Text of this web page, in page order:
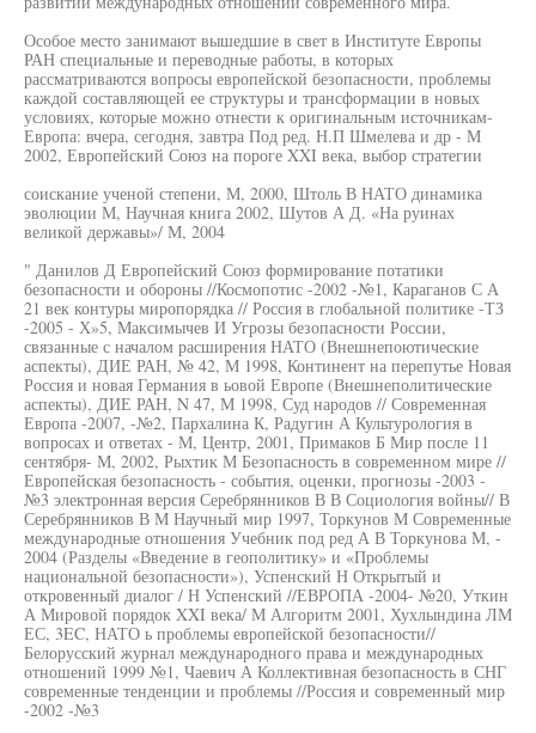
Особое место занимают вышедшие в свет в Институте Европы
РАН специальные и переводные работы, в которых
рассматриваются вопросы европейской безопасности, проблемы
каждой составляющей ее структуры и трансформации в новых
условиях, которые можно отнести к оригинальным источникам-
Европа: вчера, сегодня, завтра Под ред. Н.П Шмелева и др - М
2002, Европейский Союз на пороге XXI века, выбор стратегии
соискание ученой степени, М, 2000, Штоль В НАТО динамика
эволюции М, Научная книга 2002, Шутов А Д. «На руинах
великой державы»/ М, 2004
" Данилов Д Европейский Союз формирование потатики
безопасности и обороны //Космопотис -2002 -№1, Караганов С А
21 век контуры миропорядка // Россия в глобальной политике -ТЗ
-2005 - Х»5, Максимычев И Угрозы безопасности России,
связанные с началом расширения НАТО (Внешнепоютические
аспекты), ДИЕ РАН, № 42, М 1998, Континент на перепутье Новая
Россия и новая Германия в ьовой Европе (Внешнеполитические
аспекты), ДИЕ РАН, N 47, М 1998, Суд народов // Современная
Европа -2007, -№2, Пархалина К, Радугин А Культурология в
вопросах и ответах - М, Центр, 2001, Примаков Б Мир после 11
сентября- М, 2002, Рыхтик М Безопасность в современном мире //
Европейская безопасность - события, оценки, прогнозы -2003 -
№3 электронная версия Серебрянников В В Социология войны// В
Серебрянников В М Научный мир 1997, Торкунов М Современные
международные отношения Учебник под ред А В Торкунова М, -
2004 (Разделы «Введение в геополитику» и «Проблемы
национальной безопасности»), Успенский Н Открытый и
откровенный диалог / Н Успенский //ЕВРОПА -2004- №20, Уткин
А Мировой порядок XXI века/ М Алгоритм 2001, Хухлындина ЛМ
ЕС, 3EC, НАТО ь проблемы европейской безопасности//
Белорусский журнал международного права и международных
отношений 1999 №1, Чаевич А Коллективная безопасность в СНГ
современные тенденции и проблемы //Россия и современный мир
-2002 -№3